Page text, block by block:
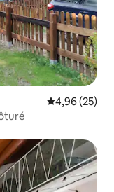
Évaluation
4,96 (25)